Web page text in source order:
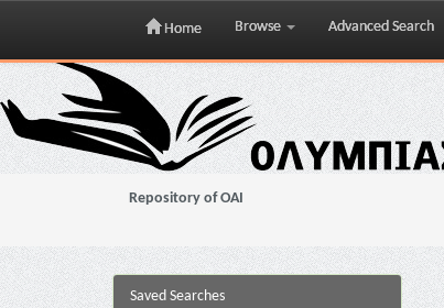
Skip
navigation
Home Browse Advanced Search
Repository of OAI
Saved Searches